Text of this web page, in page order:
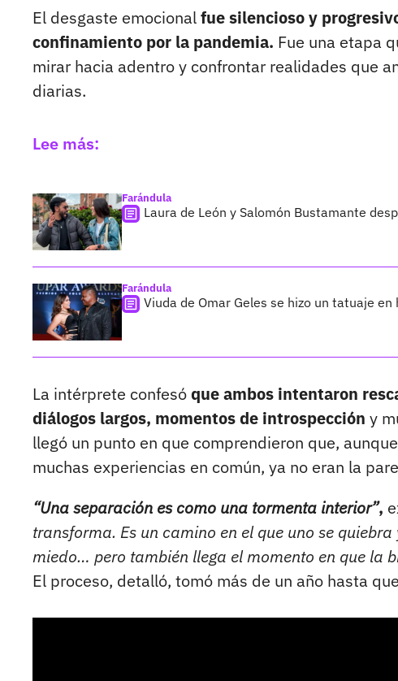
El desgaste emocionalfue silencioso y
confinamiento por la pandemia. Fue una etapa
mirar hacia adentro y confrontar realidades que
diarias.
Lee más:
Farándula
Laura de León y Salomón Bustamante
Farándula
Viuda de Omar Geles se hizo un tatuaje
La intérprete confesóque ambos intentaron
diálogos largos, momentos de introspección y
llegó un punto en que comprendieron que,
muchas experiencias en común, ya no eran la
“Una separación es como una tormenta interior”,
transforma. Es un camino en el que uno se
miedo… pero también llega el momento en que la
El proceso, detalló, tomó más de un año hasta